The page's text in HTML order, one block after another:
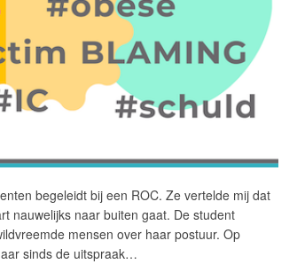
begeleidt bij een ROC. Ze vertelde mij dat
nauwelijks naar buiten gaat. De student
mensen over haar postuur. Op
sinds de uitspraak…